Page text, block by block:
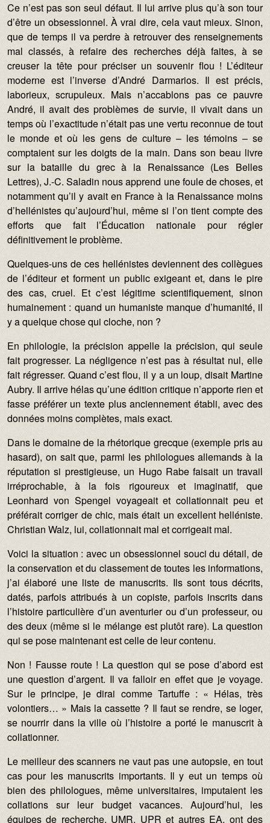
Ce n’est pas son seul défaut. Il lui arrive plus qu’à son tour
d’être un obsessionnel. À vrai dire, cela vaut mieux. Sinon,
que de temps il va perdre à retrouver des renseignements
mal classés, à refaire des recherches déjà faites, à se
creuser la tête pour préciser un souvenir flou ! L’éditeur
moderne est l’inverse d’André Darmarios. Il est précis,
laborieux, scrupuleux. Mais n’accablons pas ce pauvre
André, il avait des problèmes de survie, il vivait dans un
temps où l’exactitude n’était pas une vertu reconnue de tout
le monde et où les gens de culture – les témoins – se
comptaient sur les doigts de la main. Dans son beau livre
sur la bataille du grec à la Renaissance (Les Belles
Lettres), J.-C. Saladin nous apprend une foule de choses, et
notamment qu’il y avait en France à la Renaissance moins
d’hellénistes qu’aujourd’hui, même si l’on tient compte des
efforts que fait l’Éducation nationale pour régler
définitivement le problème.
Quelques-uns de ces hellénistes deviennent des collègues
de l’éditeur et forment un public exigeant et, dans le pire
des cas, cruel. Et c’est légitime scientifiquement, sinon
humainement : quand un humaniste manque d’humanité, il
y a quelque chose qui cloche, non ?
En philologie, la précision appelle la précision, qui seule
fait progresser. La négligence n’est pas à résultat nul, elle
fait régresser. Quand c’est flou, il y a un loup, disait Martine
Aubry. Il arrive hélas qu’une édition critique n’apporte rien et
fasse préférer un texte plus anciennement établi, avec des
données moins complètes, mais exact.
Dans le domaine de la rhétorique grecque (exemple pris au
hasard), on sait que, parmi les philologues allemands à la
réputation si prestigieuse, un Hugo Rabe faisait un travail
irréprochable, à la fois rigoureux et imaginatif, que
Leonhard von Spengel voyageait et collationnait peu et
préférait corriger de chic, mais était un excellent helléniste.
Christian Walz, lui, collationnait mal et corrigeait mal.
Voici la situation : avec un obsessionnel souci du détail, de
la conservation et du classement de toutes les informations,
j’ai élaboré une liste de manuscrits. Ils sont tous décrits,
datés, parfois attribués à un copiste, parfois inscrits dans
l’histoire particulière d’un aventurier ou d’un professeur, ou
des deux (même si le mélange est plutôt rare). La question
qui se pose maintenant est celle de leur contenu.
Non ! Fausse route ! La question qui se pose d’abord est
une question d’argent. Il va falloir en effet que je voyage.
Sur le principe, je dirai comme Tartuffe : « Hélas, très
volontiers… » Mais la cassette ? Il faut se rendre, se loger,
se nourrir dans la ville où l’histoire a porté le manuscrit à
collationner.
Le meilleur des scanners ne vaut pas une autopsie, en tout
cas pour les manuscrits importants. Il y eut un temps où
bien des philologues, même universitaires, imputaient les
collations sur leur budget vacances. Aujourd’hui, les
équipes de recherche, UMR, UPR et autres EA, ont des